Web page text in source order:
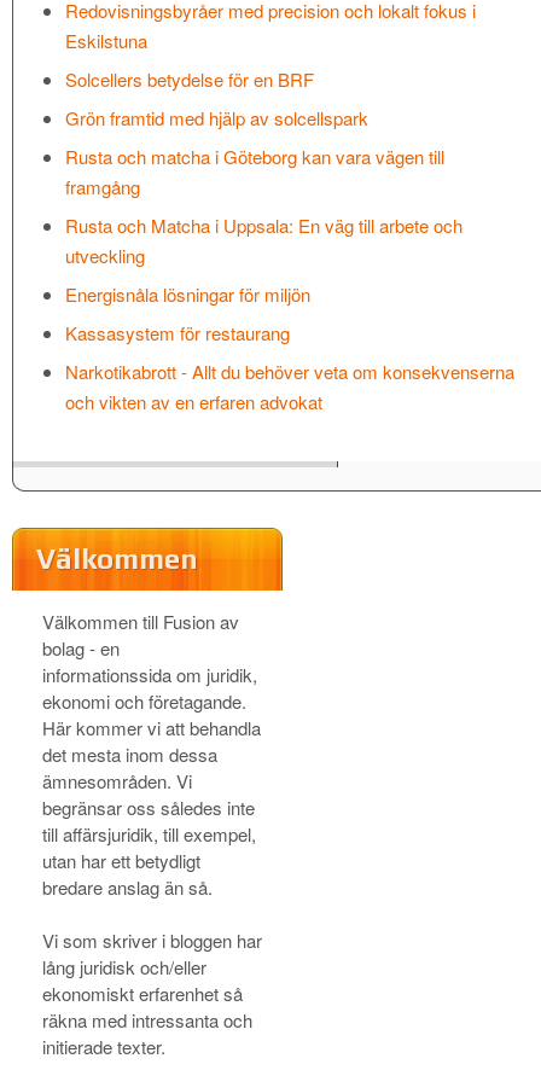
Redovisningsbyråer med precision och lokalt fokus i
Eskilstuna
Solcellers betydelse för en BRF
Grön framtid med hjälp av solcellspark
Rusta och matcha i Göteborg kan vara vägen till
framgång
Rusta och Matcha i Uppsala: En väg till arbete och
utveckling
Energisnåla lösningar för miljön
Kassasystem för restaurang
Narkotikabrott - Allt du behöver veta om konsekvenserna
och vikten av en erfaren advokat
Välkommen
Välkommen till Fusion av
bolag - en
informationssida om juridik,
ekonomi och företagande.
Här kommer vi att behandla
det mesta inom dessa
ämnesområden. Vi
begränsar oss således inte
till affärsjuridik, till exempel,
utan har ett betydligt
bredare anslag än så.
Vi som skriver i bloggen har
lång juridisk och/eller
ekonomiskt erfarenhet så
räkna med intressanta och
initierade texter.